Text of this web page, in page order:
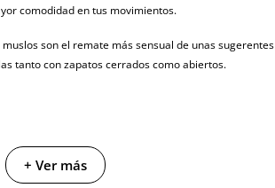
comodidad en tus movimientos.
son el remate más sensual de unas sugerentes
tanto con zapatos cerrados como abiertos.
+ Ver más